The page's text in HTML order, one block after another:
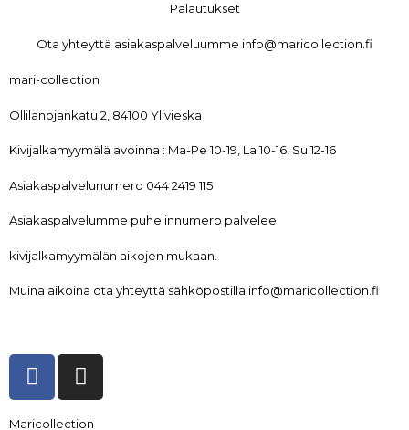
Palautukset
Ota yhteyttä asiakaspalveluumme info@maricollection.fi
mari-collection
Ollilanojankatu 2, 84100 Ylivieska
Kivijalkamyymälä avoinna : Ma-Pe 10-19, La 10-16, Su 12-16
Asiakaspalvelunumero 044 2419 115
Asiakaspalvelumme puhelinnumero palvelee
kivijalkamyymälän aikojen mukaan.
Muina aikoina ota yhteyttä sähköpostilla info@maricollection.fi
Maricollection